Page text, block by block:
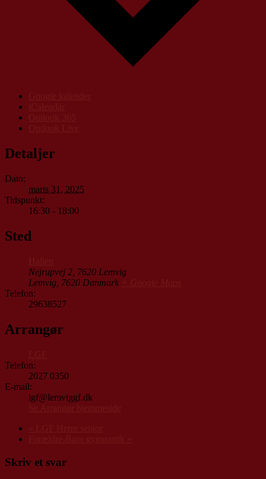
Detaljer
Dato:
marts 31, 2025
Tidspunkt:
16:30 - 18:00
Sted
Nejrupvej 2, 7620 Lemvig
Lemvig 7620 Danmark
Telefon:
29638527
Arrangør
Telefon:
2027 0350
E-mail:
lgf@lemviggf.dk
Skriv et svar